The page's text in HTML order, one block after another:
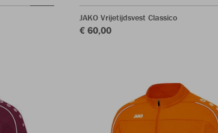
JAKO Vrijetijdsvest Classico
€ 60,00